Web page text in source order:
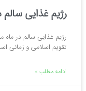
رژیم غذایی
رژیم غذایی سالم در ماه
تقویم اسلامی و زمانی
ادامه مطلب »